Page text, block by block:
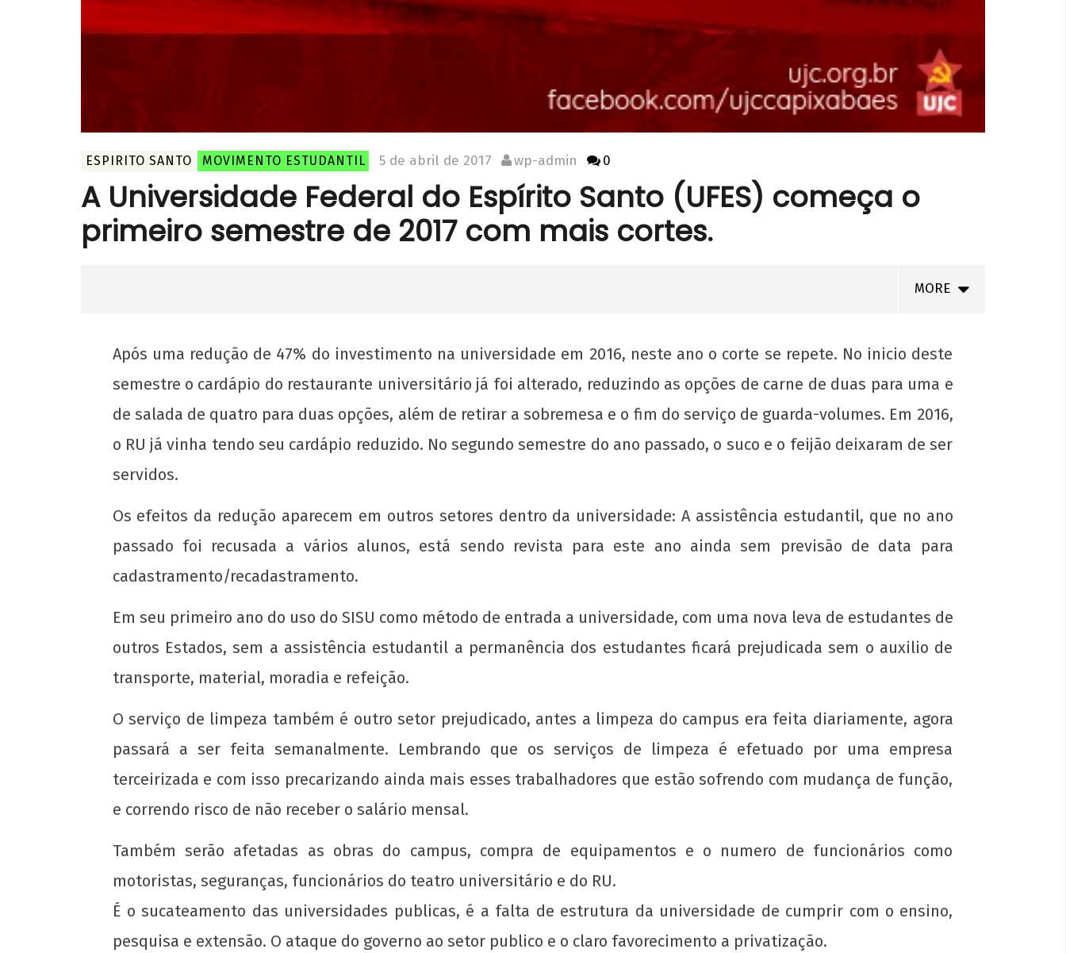
ESPIRITO SANTO MOVIMENTO ESTUDANTIL 5 de abril de 2017 wp-admin 0
A Universidade Federal do Espírito Santo (UFES) começa o
primeiro semestre de 2017 com mais cortes.
MORE
NOW VIEWING
A Universidade Federal do Espírito Santo
(UFES) começa o primeiro semestre de
5 de
de
2017
wp-
Manifesto por uma Universidade Popular
abril
2017
admin
Sobre a Comissão Eleitoral do DCE da UFES
abril
2017
contradições da proposta de novos cursos
no Centro Tecnológico da UFES
5 de
abril
2017
Nacional de Grêmios: avançar a Escola
abril
2017
Após uma redução de 47% do investimento na universidade em 2016, neste ano o corte se repete. No inicio deste
semestre o cardápio do restaurante universitário já foi alterado, reduzindo as opções de carne de duas para uma e
de salada de quatro para duas opções, além de retirar a sobremesa e o fim do serviço de guarda-volumes. Em 2016,
o RU já vinha tendo seu cardápio reduzido. No segundo semestre do ano passado, o suco e o feijão deixaram de ser
servidos.
Os efeitos da redução aparecem em outros setores dentro da universidade: A assistência estudantil, que no ano
passado foi recusada a vários alunos, está sendo revista para este ano ainda sem previsão de data para
cadastramento/recadastramento.
Em seu primeiro ano do uso do SISU como método de entrada a universidade, com uma nova leva de estudantes de
outros Estados, sem a assistência estudantil a permanência dos estudantes ficará prejudicada sem o auxilio de
transporte, material, moradia e refeição.
O serviço de limpeza também é outro setor prejudicado, antes a limpeza do campus era feita diariamente, agora
passará a ser feita semanalmente. Lembrando que os serviços de limpeza é efetuado por uma empresa
terceirizada e com isso precarizando ainda mais esses trabalhadores que estão sofrendo com mudança de função,
e correndo risco de não receber o salário mensal.
Também serão afetadas as obras do campus, compra de equipamentos e o numero de funcionários como
motoristas, seguranças, funcionários do teatro universitário e do RU.
É o sucateamento das universidades publicas, é a falta de estrutura da universidade de cumprir com o ensino,
pesquisa e extensão. O ataque do governo ao setor publico e o claro favorecimento a privatização.